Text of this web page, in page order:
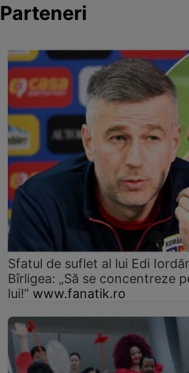
Parteneri
Sfatul de suflet al lui Edi
Bîrligea: „Să se concentreze
lui!” www.fanatik.ro